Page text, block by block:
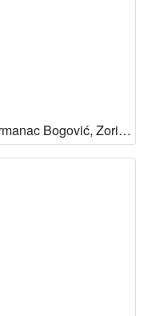
Birmanac Bogović, Zorica